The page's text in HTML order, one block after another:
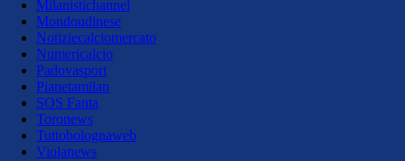
Milanistichannel
Mondoudinese
Notiziecalciomercato
Numericalcio
Padovasport
Pianetamilan
SOS Fanta
Toronews
Tuttobolognaweb
Violanews